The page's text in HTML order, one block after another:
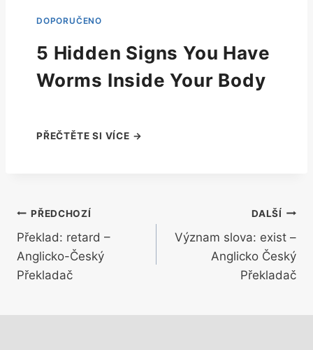
5 Hidden Signs You Have
Worms Inside Your Body
Navigace
pro
příspěvek
PŘEDCHOZÍ
Překlad: retard –
Anglicko-Český
Překladač
DALŠÍ
Význam slova: exist –
Anglicko Český
Překladač